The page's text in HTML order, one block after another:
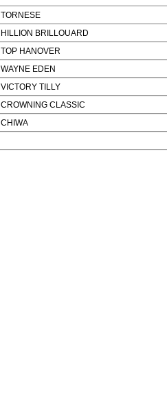
TORNESE
HILLION BRILLOUARD
TOP HANOVER
WAYNE EDEN
VICTORY TILLY
CROWNING CLASSIC
CHIWA